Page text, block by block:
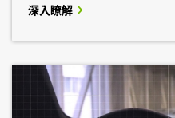
Google Cloud
市場區隔：安全與保全
BCDVideo 提供創新的影
提供卓越的技術與服務。
市場區隔：公共安全與情
分區：公共安全與狀況感知
CDW 從購買到廢棄的流
深入瞭解